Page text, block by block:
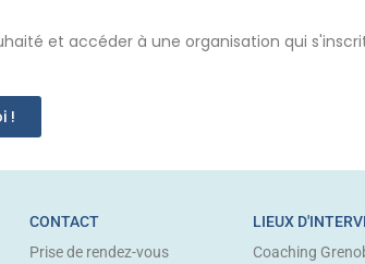
et accéder à une organisation qui
!
CONTACT
Prise de rendez-vous
LIEUX
Coaching